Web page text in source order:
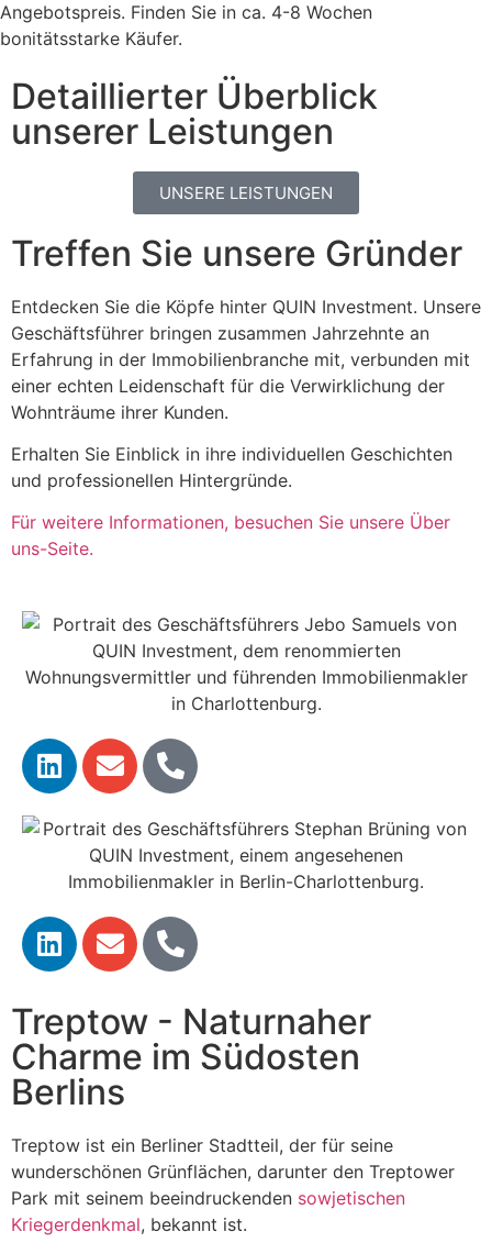
Angebotspreis. Finden Sie in ca. 4-8 Wochen
bonitätsstarke Käufer.
Detaillierter Überblick
unserer Leistungen
UNSERE LEISTUNGEN
Treffen Sie unsere Gründer
Entdecken Sie die Köpfe hinter QUIN Investment. Unsere
Geschäftsführer bringen zusammen Jahrzehnte an
Erfahrung in der Immobilienbranche mit, verbunden mit
einer echten Leidenschaft für die Verwirklichung der
Wohnträume ihrer Kunden.
Erhalten Sie Einblick in ihre individuellen Geschichten
und professionellen Hintergründe.
Für weitere Informationen, besuchen Sie unsere Über
uns-Seite.
Treptow - Naturnaher
Charme im Südosten
Berlins
Treptow ist ein Berliner Stadtteil, der für seine
wunderschönen Grünflächen, darunter den Treptower
Park mit seinem beeindruckenden sowjetischen
Kriegerdenkmal, bekannt ist.